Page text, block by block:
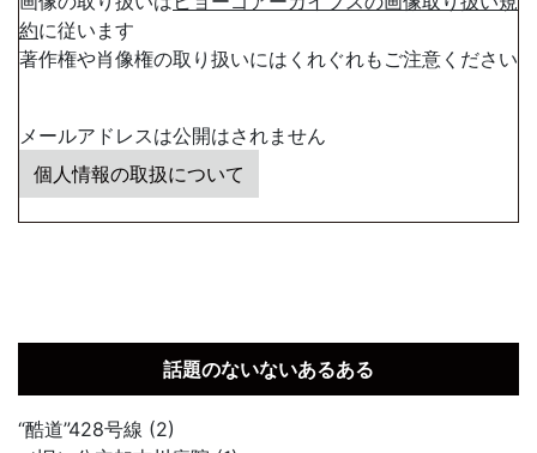
約に従います
著作権や肖像権の取り扱いにはくれぐれもご注意ください
メールアドレスは公開はされません
個人情報の取扱について
話題のないないあるある
“酷道”428号線 (2)